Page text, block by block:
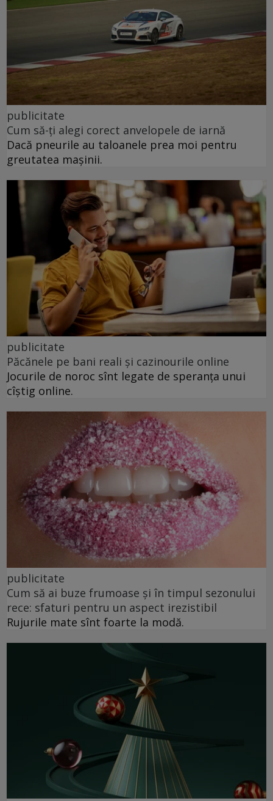
publicitate
Cum să-ți alegi corect anvelopele de iarnă
Dacă pneurile au taloanele prea moi pentru
greutatea mașinii.
publicitate
Păcănele pe bani reali și cazinourile online
Jocurile de noroc sînt legate de speranța unui
cîștig online.
publicitate
Cum să ai buze frumoase şi în timpul sezonului
rece: sfaturi pentru un aspect irezistibil
Rujurile mate sînt foarte la modă.